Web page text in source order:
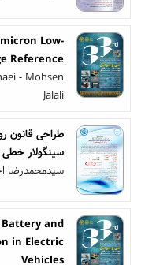
Low-
Reference
- Mohsen
Jalali
طراحی قانون
سینگولار خطی
سیدمحمدرضا
Battery and
in Electric
Vehicles